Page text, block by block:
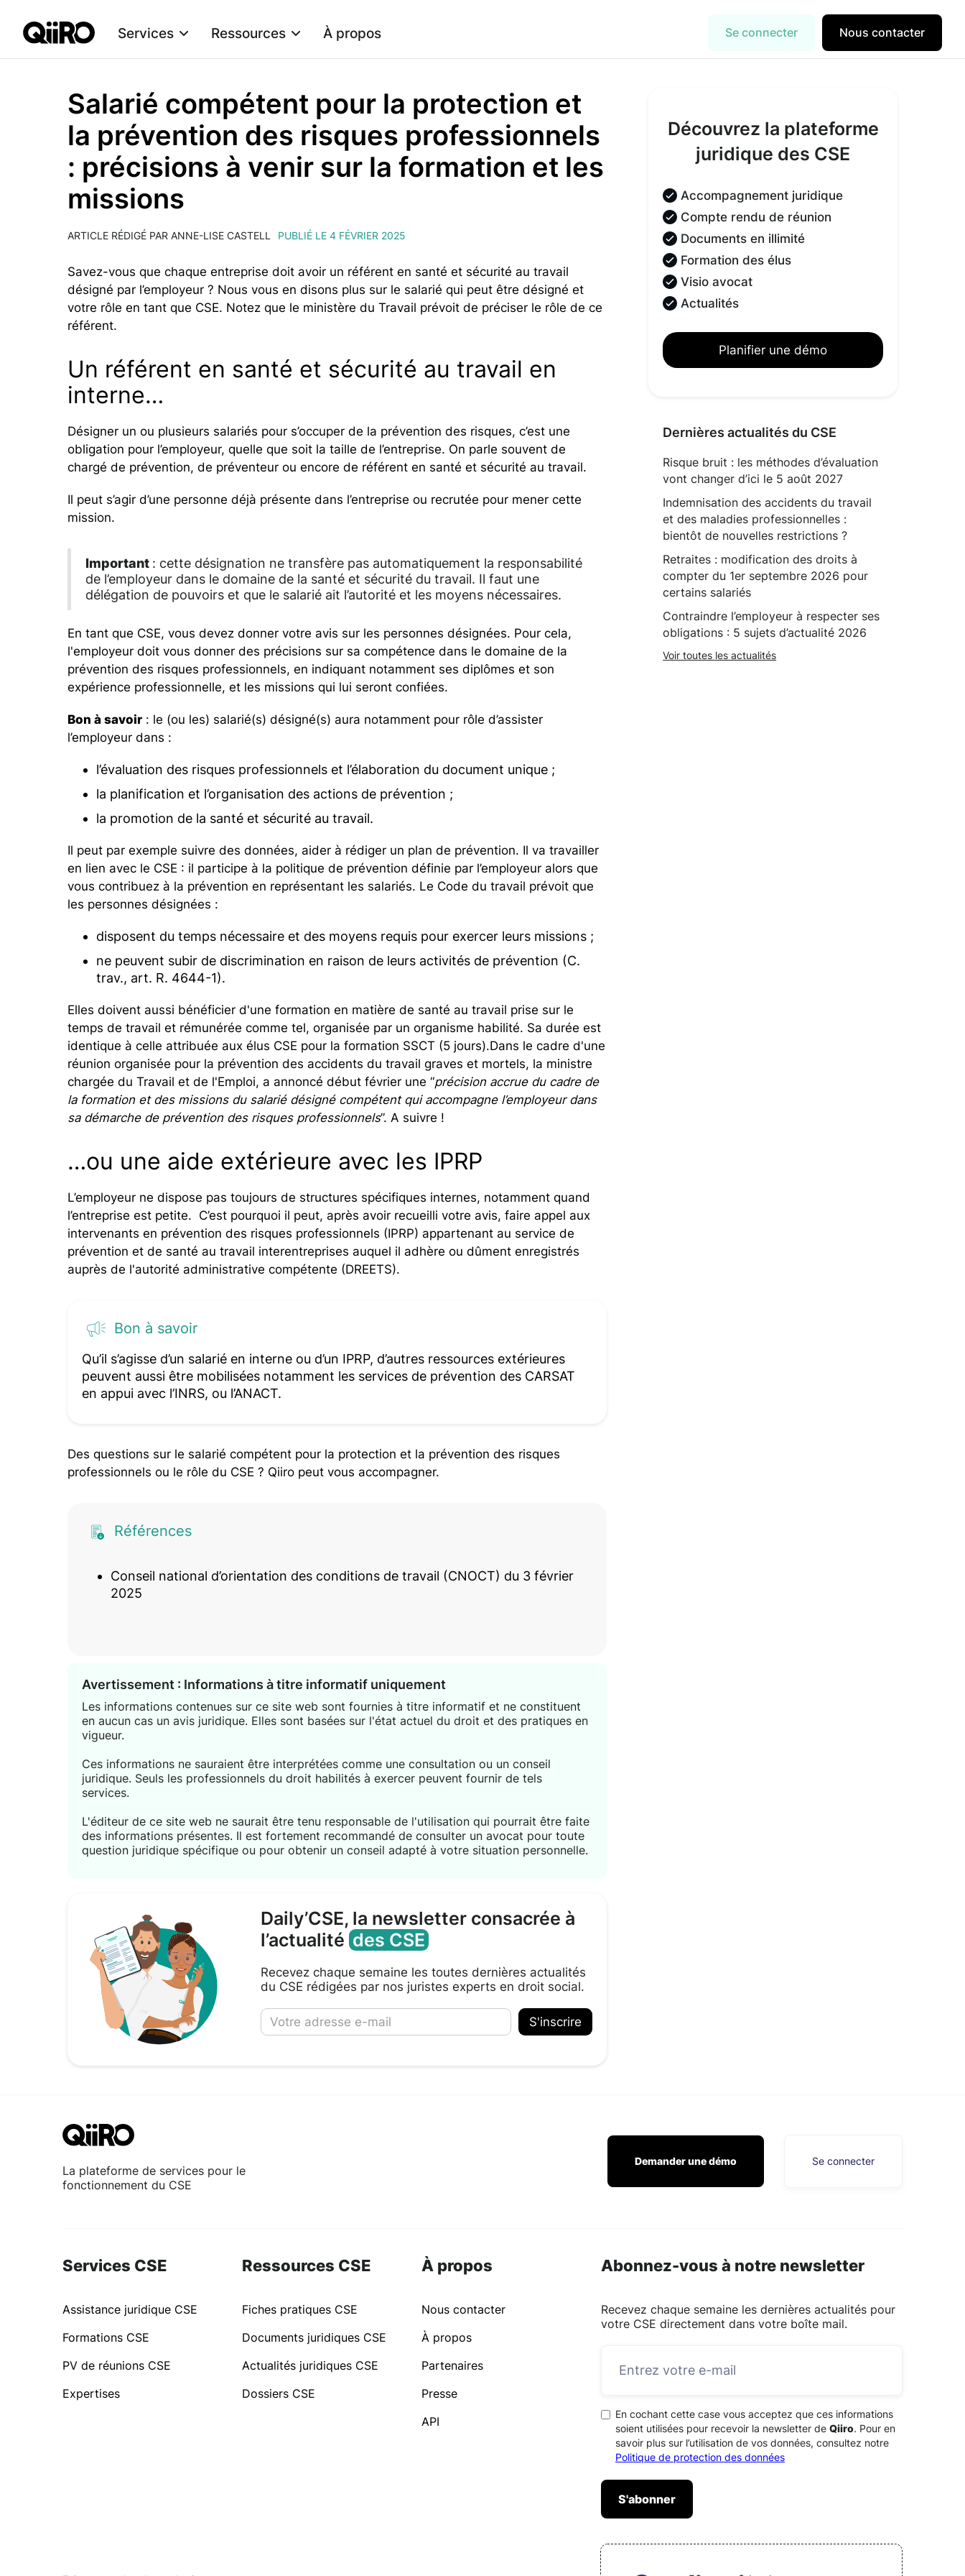
Services Ressources À propos Se connecter Nous contacter
Salarié compétent pour la protection et
la prévention des risques professionnels
: précisions à venir sur la formation et les
missions
ARTICLE RÉDIGÉ PAR ANNE-LISE CASTELL PUBLIÉ LE 4 FÉVRIER 2025
Savez-vous que chaque entreprise doit avoir un référent en santé et sécurité au travail
désigné par l’employeur ? Nous vous en disons plus sur le salarié qui peut être désigné et
votre rôle en tant que CSE. Notez que le ministère du Travail prévoit de préciser le rôle de ce
référent.
Un référent en santé et sécurité au travail en
interne…
Désigner un ou plusieurs salariés pour s’occuper de la prévention des risques, c’est une
obligation pour l’employeur, quelle que soit la taille de l’entreprise. On parle souvent de
chargé de prévention, de préventeur ou encore de référent en santé et sécurité au travail.
Il peut s’agir d’une personne déjà présente dans l’entreprise ou recrutée pour mener cette
mission.
Important : cette désignation ne transfère pas automatiquement la responsabilité
de l’employeur dans le domaine de la santé et sécurité du travail. Il faut une
délégation de pouvoirs et que le salarié ait l’autorité et les moyens nécessaires.
En tant que CSE, vous devez donner votre avis sur les personnes désignées. Pour cela,
l'employeur doit vous donner des précisions sur sa compétence dans le domaine de la
prévention des risques professionnels, en indiquant notamment ses diplômes et son
expérience professionnelle, et les missions qui lui seront confiées.
Bon à savoir : le (ou les) salarié(s) désigné(s) aura notamment pour rôle d’assister
l’employeur dans :
l’évaluation des risques professionnels et l’élaboration du document unique ;
la planification et l’organisation des actions de prévention ;
la promotion de la santé et sécurité au travail.
Il peut par exemple suivre des données, aider à rédiger un plan de prévention. Il va travailler
en lien avec le CSE : il participe à la politique de prévention définie par l’employeur alors que
vous contribuez à la prévention en représentant les salariés. Le Code du travail prévoit que
les personnes désignées :
disposent du temps nécessaire et des moyens requis pour exercer leurs missions ;
ne peuvent subir de discrimination en raison de leurs activités de prévention (C.
trav., art. R. 4644-1).
Elles doivent aussi bénéficier d'une formation en matière de santé au travail prise sur le
temps de travail et rémunérée comme tel, organisée par un organisme habilité. Sa durée est
identique à celle attribuée aux élus CSE pour la formation SSCT (5 jours).Dans le cadre d'une
réunion organisée pour la prévention des accidents du travail graves et mortels, la ministre
chargée du Travail et de l'Emploi, a annoncé début février une “précision accrue du cadre de
la formation et des missions du salarié désigné compétent qui accompagne l’employeur dans
sa démarche de prévention des risques professionnels”. A suivre !
…ou une aide extérieure avec les IPRP
L’employeur ne dispose pas toujours de structures spécifiques internes, notamment quand
l’entreprise est petite. C’est pourquoi il peut, après avoir recueilli votre avis, faire appel aux
intervenants en prévention des risques professionnels (IPRP) appartenant au service de
prévention et de santé au travail interentreprises auquel il adhère ou dûment enregistrés
auprès de l'autorité administrative compétente (DREETS).
Bon à savoir
Qu’il s’agisse d’un salarié en interne ou d’un IPRP, d’autres ressources extérieures
peuvent aussi être mobilisées notamment les services de prévention des CARSAT
en appui avec l’INRS, ou l’ANACT.
Des questions sur le salarié compétent pour la protection et la prévention des risques
professionnels ou le rôle du CSE ? Qiiro peut vous accompagner.
Références
Conseil national d’orientation des conditions de travail (CNOCT) du 3 février
2025
Avertissement : Informations à titre informatif uniquement
Les informations contenues sur ce site web sont fournies à titre informatif et ne constituent
en aucun cas un avis juridique. Elles sont basées sur l'état actuel du droit et des pratiques en
vigueur.
Ces informations ne sauraient être interprétées comme une consultation ou un conseil
juridique. Seuls les professionnels du droit habilités à exercer peuvent fournir de tels
services.
L'éditeur de ce site web ne saurait être tenu responsable de l'utilisation qui pourrait être faite
des informations présentes. Il est fortement recommandé de consulter un avocat pour toute
question juridique spécifique ou pour obtenir un conseil adapté à votre situation personnelle.
Daily’CSE, la newsletter consacrée à
l’actualitédes CSE
Recevez chaque semaine les toutes dernières actualités
du CSE rédigées par nos juristes experts en droit social.
Découvrez la plateforme
juridique des CSE
Accompagnement juridique
Compte rendu de réunion
Documents en illimité
Formation des élus
Visio avocat
Actualités
Planifier une démo
Dernières actualités du CSE
Risque bruit : les méthodes d’évaluation
vont changer d’ici le 5 août 2027
Indemnisation des accidents du travail
et des maladies professionnelles :
bientôt de nouvelles restrictions ?
Retraites : modification des droits à
compter du 1er septembre 2026 pour
certains salariés
Contraindre l’employeur à respecter ses
obligations : 5 sujets d’actualité 2026
Voir toutes les actualités
La plateforme de services pour le
fonctionnement du CSE
Demander une démo Se connecter
Services CSE
Assistance juridique CSE
Formations CSE
PV de réunions CSE
Expertises
Ressources CSE
Fiches pratiques CSE
Documents juridiques CSE
Actualités juridiques CSE
Dossiers CSE
À propos
Nous contacter
À propos
Partenaires
Presse
API
Abonnez-vous à notre newsletter
Recevez chaque semaine les dernières actualités pour
votre CSE directement dans votre boîte mail.
En cochant cette case vous acceptez que ces informations
soient utilisées pour recevoir la newsletter de Qiiro. Pour en
savoir plus sur l’utilisation de vos données, consultez notre
Politique de protection des données